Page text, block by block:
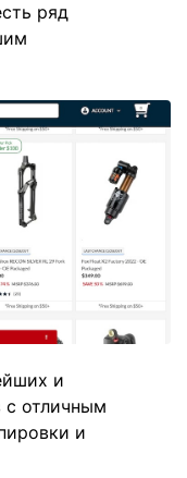
ряд
и
с отличным
и